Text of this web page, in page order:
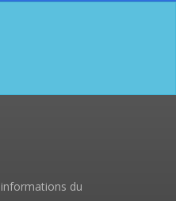
du